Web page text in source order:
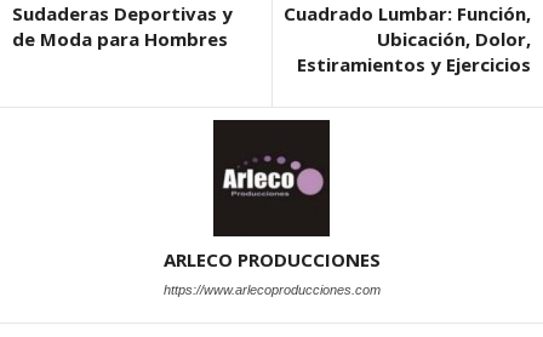
Sudaderas Deportivas y
de Moda para Hombres
Cuadrado Lumbar: Función,
Ubicación, Dolor,
Estiramientos y Ejercicios
ARLECO PRODUCCIONES
https://www.arlecoproducciones.com